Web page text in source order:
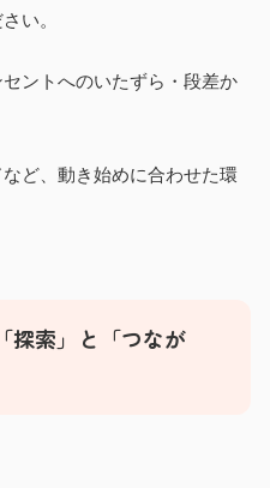
い。
ントへのいたずら・段差か
ど、動き始めに合わせた環
探索」と「つなが